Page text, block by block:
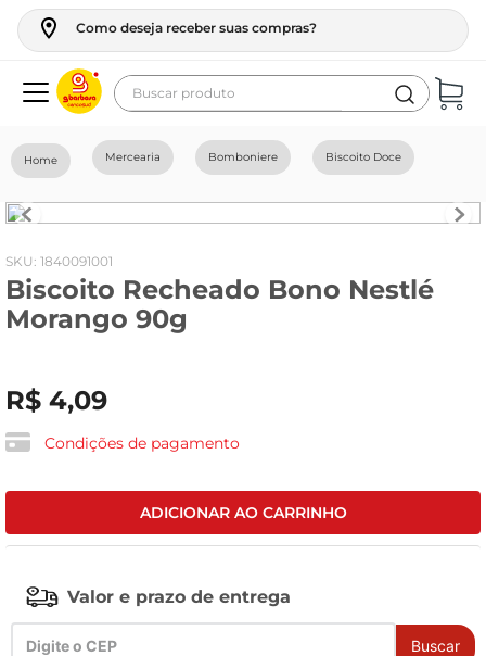
Como deseja receber suas compras?
Buscar produto
Mercearia Bomboniere Biscoito Doce
: 1840091001
Biscoito Recheado Bono Nestlé
Morango 90g
R$ 4,09
Condições de pagamento
ADICIONAR AO CARRINHO
Valor e prazo de entrega
Buscar
geladeira
fogao
café
cerveja
leite
vinho